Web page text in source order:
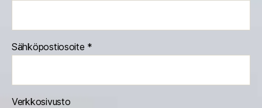
Sähköpostiosoite *
Verkkosivusto